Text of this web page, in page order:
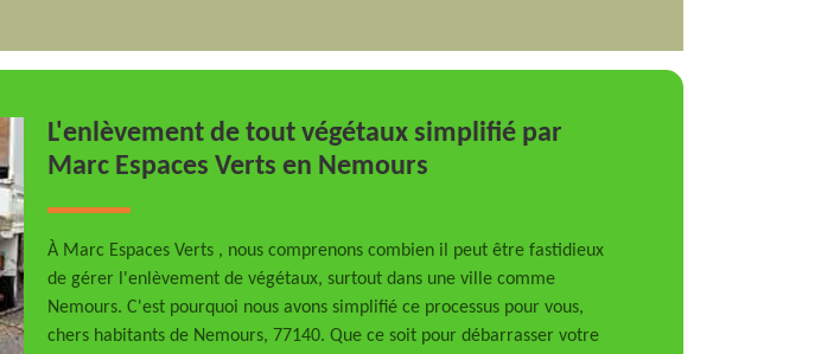
L'enlèvement de tout végétaux simplifié par
Marc Espaces Verts en Nemours
À Marc Espaces Verts , nous comprenons combien il peut être fastidieux
de gérer l'enlèvement de végétaux, surtout dans une ville comme
Nemours. C'est pourquoi nous avons simplifié ce processus pour vous,
chers habitants de Nemours, 77140. Que ce soit pour débarrasser votre